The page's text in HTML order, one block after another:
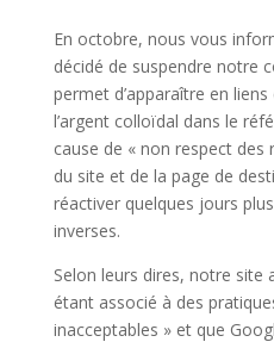
En octobre, nous vous
décidé de suspendre notre
permet d’apparaître en
l’argent colloïdal dans le
cause de « non respect des
du site et de la page de
réactiver quelques jours
inverses.
Selon leurs dires, notre site
étant associé à des
inacceptables » et que